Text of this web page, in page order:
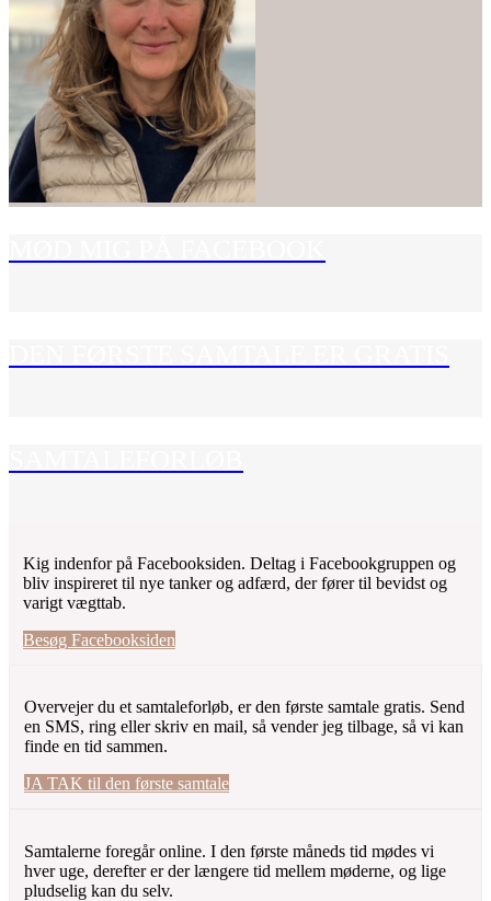
Kig indenfor på Facebooksiden. Deltag i Facebookgruppen og
bliv inspireret til nye tanker og adfærd, der fører til bevidst og
varigt vægttab.
Besøg Facebooksiden
Overvejer du et samtaleforløb, er den første samtale gratis. Send
en SMS, ring eller skriv en mail, så vender jeg tilbage, så vi kan
finde en tid sammen.
JA TAK til den første samtale
Samtalerne foregår online. I den første måneds tid mødes vi
hver uge, derefter er der længere tid mellem møderne, og lige
pludselig kan du selv.